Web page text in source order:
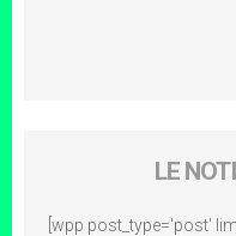
LE
[wpp post_type='post'